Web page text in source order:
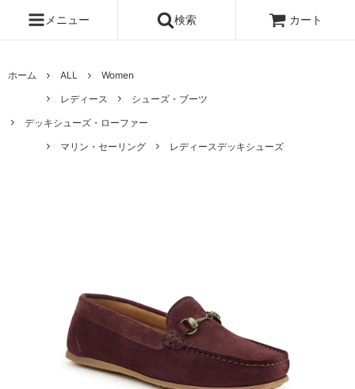
メニュー 検索 カート
ホーム ALL
Women
レディース
シューズ・ブーツ
デッキシューズ・ローファー
マリン・セーリング
レディースデッキシューズ